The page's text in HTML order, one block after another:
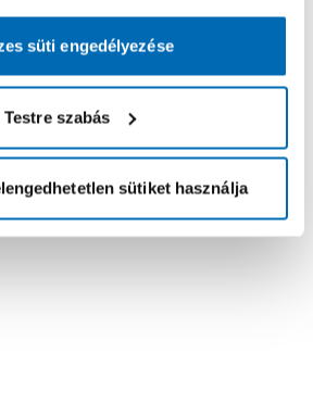
süti engedélyezése
Testre szabás
sütiket használja